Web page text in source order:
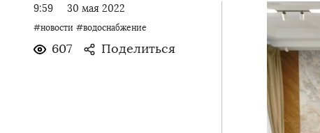
9:59 30 мая 2022
#новости #водоснабжение
607 Поделиться